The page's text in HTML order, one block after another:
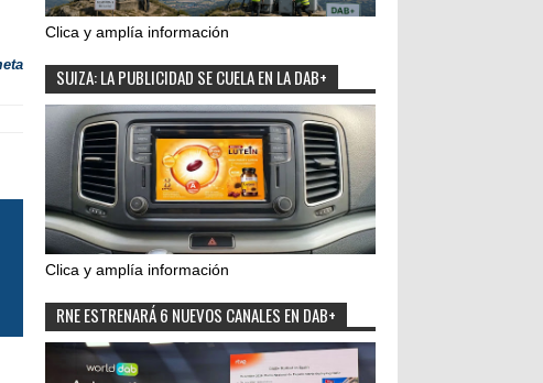
Clica y amplía información
SUIZA: LA PUBLICIDAD SE CUELA EN LA DAB+
Clica y amplía información
RNE ESTRENARÁ 6 NUEVOS CANALES EN DAB+